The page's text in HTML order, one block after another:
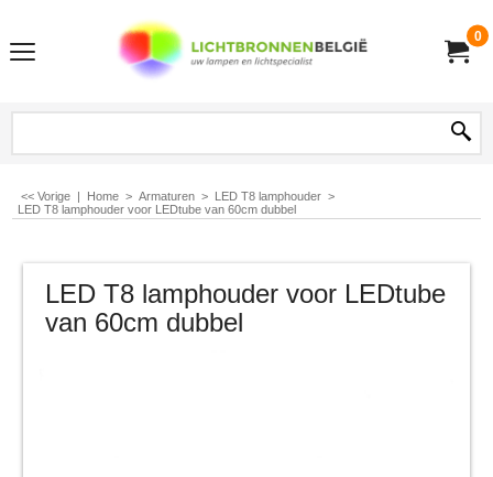
0
<< Vorige | Home > Armaturen > LED T8 lamphouder >
LED T8 lamphouder voor LEDtube van 60cm dubbel
LED T8 lamphouder voor LEDtube
van 60cm dubbel